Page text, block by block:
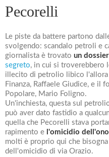
Pecorelli
Le piste da battere partono
svolgendo: scandalo petroli e
giornalista è trovato un
segreto, in cui si troverebbero
illecito di petrolio libico l'allora
Finanza, Raffaele Giudice, e il
Popolare, Mario Foligno.
Un'inchiesta, questa sul
può aver dato fastidio a
quella che Pecorelli stava
rapimento e l'omicidio
molti è proprio qui che
dell'omicidio di via Orazio.